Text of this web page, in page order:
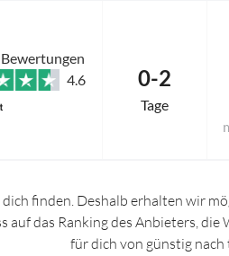
4.6
0-2
Tage
finden. Deshalb erhalten wir
auf das Ranking des Anbieters,
für dich von günstig nach